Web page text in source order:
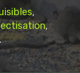
,
,